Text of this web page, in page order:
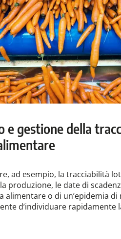
e gestione della
ad esempio, la tracciabilità
produzione, le date di
alimentare o di un’epidemia
d’individuare